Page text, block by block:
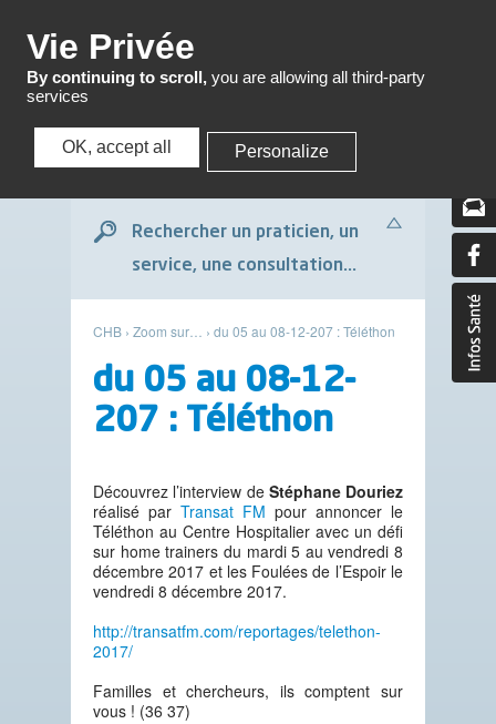
Menu
Rechercher un praticien, un
service, une consultation...
CHB › Zoom sur… › du 05 au 08-12-207 : Téléthon
du 05 au 08-12-
207 : Téléthon
Découvrez l’interview de Stéphane Douriez
réalisé par Transat FM pour annoncer le
Téléthon au Centre Hospitalier avec un défi
sur home trainers du mardi 5 au vendredi 8
décembre 2017 et les Foulées de l’Espoir le
vendredi 8 décembre 2017.
http://transatfm.com/reportages/telethon-
2017/
Familles et chercheurs, ils comptent sur
vous ! (36 37)
Vie Privée
By continuing to scroll, you are allowing all third-party
services
OK, accept all Personalize